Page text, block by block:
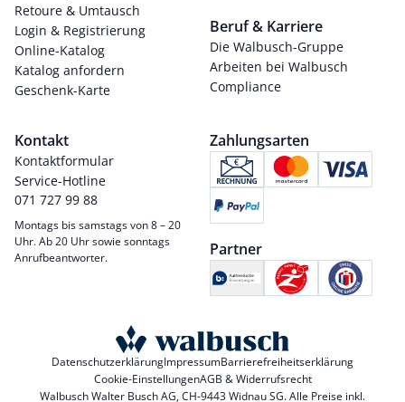
Retoure & Umtausch
Login & Registrierung
Online-Katalog
Katalog anfordern
Geschenk-Karte
Beruf & Karriere
Die Walbusch-Gruppe
Arbeiten bei Walbusch
Compliance
Kontakt
Kontaktformular
Service-Hotline
071 727 99 88
Montags bis samstags von 8 – 20
Uhr. Ab 20 Uhr sowie sonntags
Anrufbeantworter.
Zahlungsarten
Partner
DatenschutzerklärungImpressumBarrierefreiheitserklärung
Cookie-EinstellungenAGB & Widerrufsrecht
Walbusch Walter Busch AG, CH-9443 Widnau SG. Alle Preise inkl.